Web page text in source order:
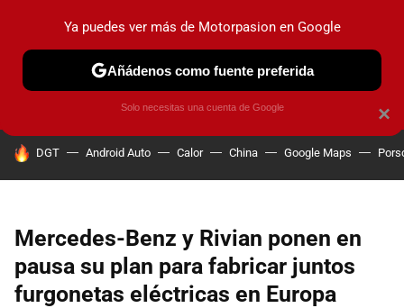
PRUEBAS COCHES ELÉCTRICOS OBSERVATORIO
HOY SE HABLA DE
DGT Android Auto Calor China Google Maps
Mercedes-Benz y Rivian ponen en
pausa su plan para fabricar juntos
furgonetas eléctricas en Europa
×
Ya puedes ver más de Motorpasion en Google
Añádenos como fuente preferida
Solo necesitas una cuenta de Google